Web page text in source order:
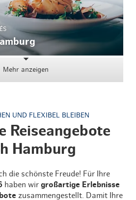
Mehr anzeigen
UND FLEXIBEL BLEIBEN
Reiseangebote
Hamburg
die schönste Freude! Für Ihre
haben wir großartige Erlebnisse
zusammengestellt. Damit Ihre